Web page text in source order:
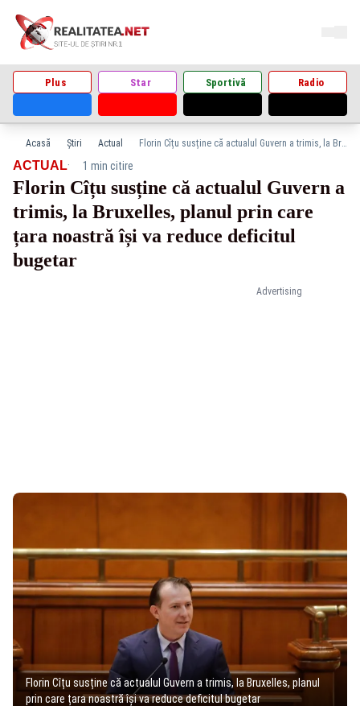
Plus Star Sportivă Radio
Acasă Știri Actual Florin Cîțu susține că actualul Guvern a trimis, la Bruxelles, planul prin care țara noastră își va reduce deficitul bugetar
Advertising
ACTUAL· 1 min citire
Florin Cîțu susține că actualul Guvern a
trimis, la Bruxelles, planul prin care
țara noastră își va reduce deficitul
bugetar
Florin Cîțu susține că actualul Guvern a trimis, la Bruxelles, planul
prin care țara noastră își va reduce deficitul bugetar